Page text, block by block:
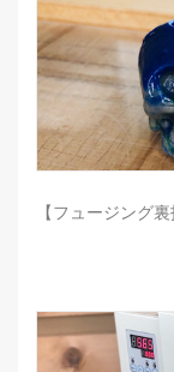
【フュージング